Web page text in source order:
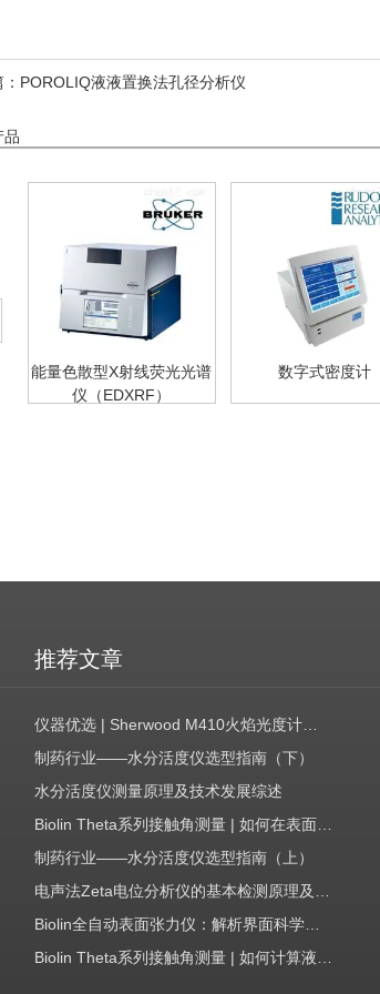
POROLIQ液液置换法孔径分析仪
品
能量色散型X射线荧光光谱
仪（EDXRF）
数字式密度计
推荐文章
制药行业——水分活度仪选型指南（下）
水分活度仪测量原理及技术发展综述
制药行业——水分活度仪选型指南（上）